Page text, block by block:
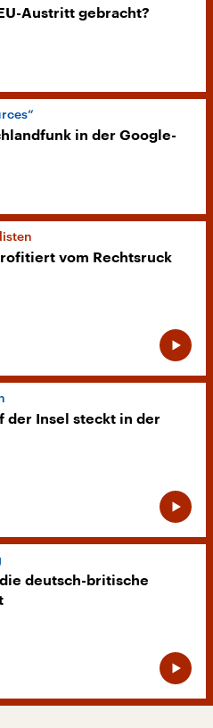
Austritt gebracht?
in der Google-
vom Rechtsruck
der Insel steckt in der
deutsch-britische